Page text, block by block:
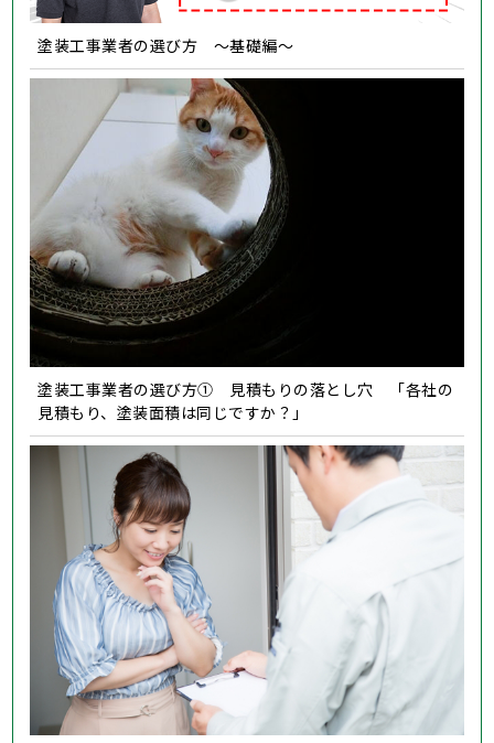
塗装工事業者の選び方 ～基礎編～
塗装工事業者の選び方① 見積もりの落とし穴 「各社の
見積もり、塗装面積は同じですか？」